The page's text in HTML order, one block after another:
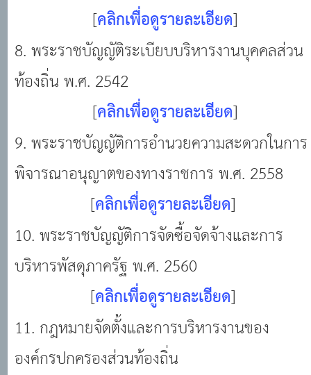
[คลิกเพื่อดูรายละเอียด]
8. พระราชบัญญัติระเบียบบริหารงานบุคคลส่วน
ท้องถิ่น พ.ศ. 2542
[คลิกเพื่อดูรายละเอียด]
9. พระราชบัญญัติการอำนวยความสะดวกในการ
พิจารณาอนุญาตของทางราชการ พ.ศ. 2558
[คลิกเพื่อดูรายละเอียด]
10. พระราชบัญญัติการจัดซื้อจัดจ้างและการ
บริหารพัสดุภาครัฐ พ.ศ. 2560
[คลิกเพื่อดูรายละเอียด]
11. กฎหมายจัดตั้งและการบริหารงานของ
องค์กรปกครองส่วนท้องถิ่น